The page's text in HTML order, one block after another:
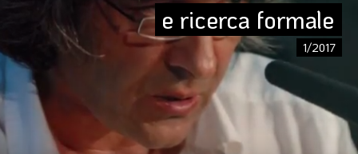
Ultima edizione
1-2/2025
EDITORIALE
e ricerca formale
1/2017